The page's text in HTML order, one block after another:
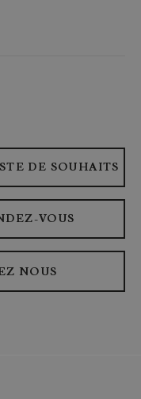
DE SOUHAITS
VOUS
NOUS